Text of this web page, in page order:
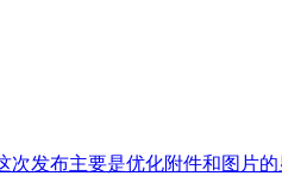
次发布主要是优化附件和图片